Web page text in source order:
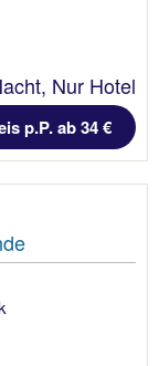
Nur Hotel
p.P. ab 34 €